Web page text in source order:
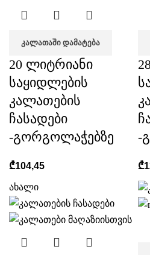
ᲙᲐᲚᲐᲗᲐᲨᲘ ᲓᲐᲛᲐᲢᲔᲑᲐ
20 ლიტრიანი
საყიდლების
კალათების
ჩასადები
-გორგოლაჭებზე
₾104,45
-
₾
ახალი